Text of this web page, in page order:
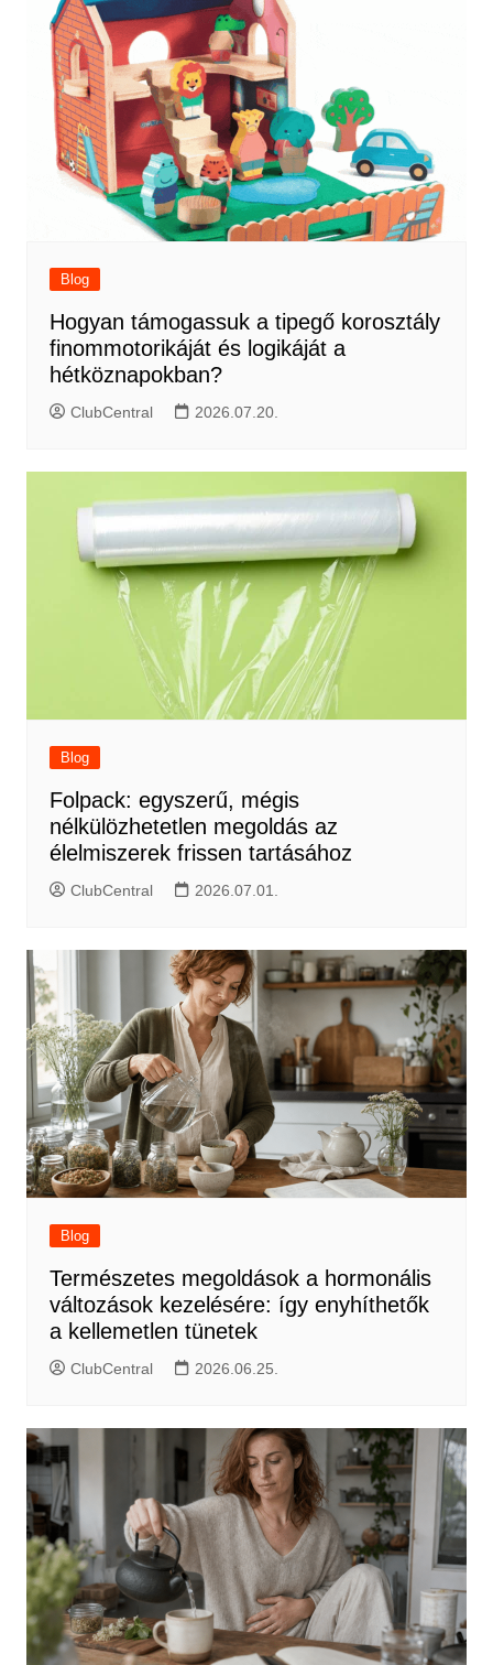
Blog
Hogyan támogassuk a tipegő korosztály
finommotorikáját és logikáját a
hétköznapokban?
ClubCentral 2026.07.20.
Blog
Folpack: egyszerű, mégis
nélkülözhetetlen megoldás az
élelmiszerek frissen tartásához
ClubCentral 2026.07.01.
Blog
Természetes megoldások a hormonális
változások kezelésére: így enyhíthetők
a kellemetlen tünetek
ClubCentral 2026.06.25.